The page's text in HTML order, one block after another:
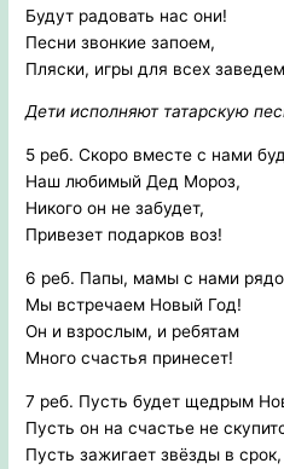
Будут радовать нас они!
Песни звонкие запоем,
Пляски, игры для всех
Дети исполняют татарскую
5 реб. Скоро вместе с нами
Наш любимый Дед Мороз,
Никого он не забудет,
Привезет подарков воз!
6 реб. Папы, мамы с нами
Мы встречаем Новый Год!
Он и взрослым, и ребятам
Много счастья принесет!
7 реб. Пусть будет щедрым
Пусть он на счастье не
Пусть зажигает звёзды в срок,